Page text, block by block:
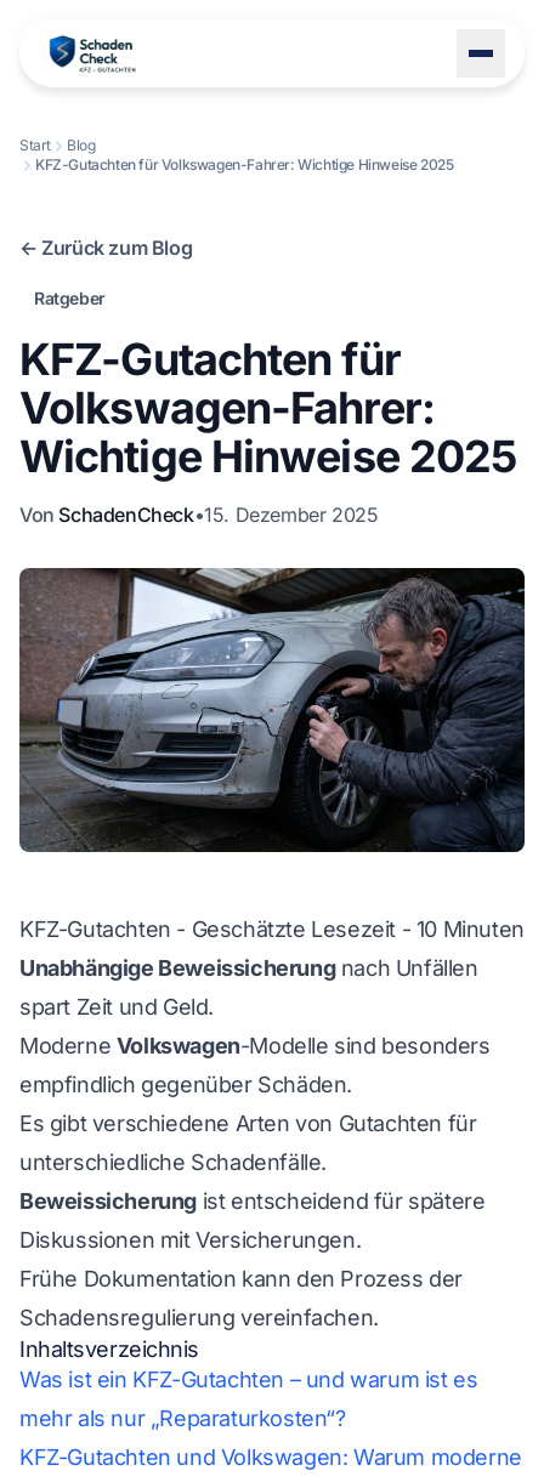
LEISTUNGEN
STANDORTE
BLOG
ÜBER UNS
KONTAKT
+49 1522 8247114
Schaden melden
WhatsApp
Start
Blog
KFZ-Gutachten für Volkswagen-Fahrer: Wichtige Hinweise 2025
← Zurück zum Blog
Ratgeber
KFZ-Gutachten für
Volkswagen-Fahrer:
Wichtige Hinweise 2025
Von SchadenCheck•15. Dezember 2025
KFZ-Gutachten - Geschätzte Lesezeit - 10 Minuten
Unabhängige Beweissicherungnach Unfällen
spart Zeit und Geld.
Moderne Volkswagen-Modelle sind besonders
empfindlich gegenüber Schäden.
Es gibt verschiedene Arten von Gutachten für
unterschiedliche Schadenfälle.
Beweissicherung ist entscheidend für spätere
Diskussionen mit Versicherungen.
Frühe Dokumentation kann den Prozess der
Schadensregulierung vereinfachen.
Inhaltsverzeichnis
Was ist ein KFZ-Gutachten – und warum ist es
mehr als nur „Reparaturkosten“?
KFZ-Gutachten und Volkswagen: Warum moderne